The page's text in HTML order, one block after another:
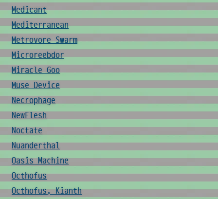
Medicant
Mediterranean
Metrovore Swarm
Microreebdor
Miracle Goo
Muse Device
Necrophage
NewFlesh
Noctate
Nuanderthal
Oasis Machine
Octhofus
Octhofus, Kianth